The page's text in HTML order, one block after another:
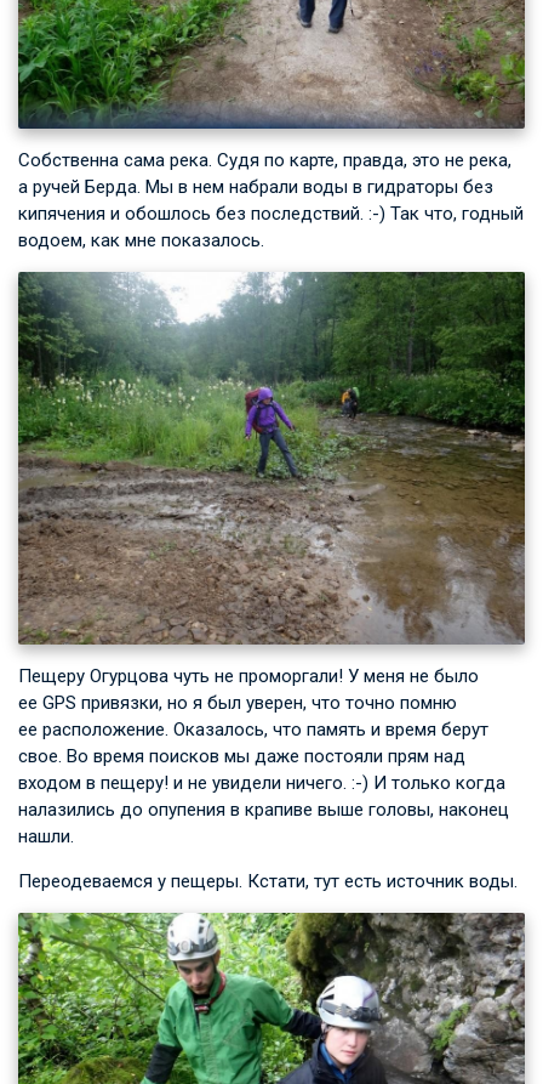
Собственна сама река. Судя по карте, правда, это не река,
а ручей Берда. Мы в нем набрали воды в гидраторы без
кипячения и обошлось без последствий. :-) Так что, годный
водоем, как мне показалось.
Пещеру Огурцова чуть не проморгали! У меня не было
ее GPS привязки, но я был уверен, что точно помню
ее расположение. Оказалось, что память и время берут
свое. Во время поисков мы даже постояли прям над
входом в пещеру! и не увидели ничего. :-) И только когда
налазились до опупения в крапиве выше головы, наконец
нашли.
Переодеваемся у пещеры. Кстати, тут есть источник воды.